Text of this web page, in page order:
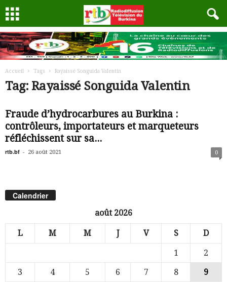
Accueil Tags Rayaissé Songuida Valentin
Tag: Rayaissé Songuida Valentin
Fraude d’hydrocarbures au Burkina :
contrôleurs, importateurs et marqueteurs
réfléchissent sur sa...
rtb.bf - 26 août 2021 0
Calendrier
août 2026
L M M J V S D
1
2
3
4 5 6 7 8
9